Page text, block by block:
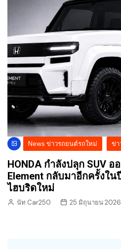
News ข่าวรถยนต์รถใหม่ ข่า
HONDA กำลังปลุก SUV
Element กลับมาอีกครั้งใ
ไฮบริดใหม่
นัท Car250 25 มิถุนายน 2026